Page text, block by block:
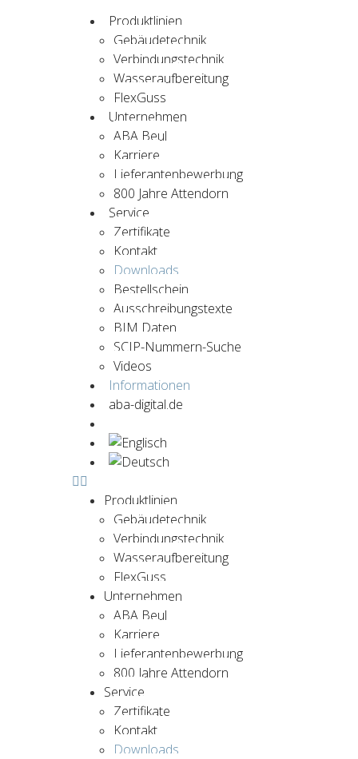
Produktlinien
Gebäudetechnik
Verbindungstechnik
Wasseraufbereitung
FlexGuss
Unternehmen
ABA Beul
Karriere
Lieferantenbewerbung
800 Jahre Attendorn
Service
Zertifikate
Kontakt
Downloads
Bestellschein
Ausschreibungstexte
BIM Daten
SCIP-Nummern-Suche
Videos
Informationen
aba-digital.de
Produktlinien
Gebäudetechnik
Verbindungstechnik
Wasseraufbereitung
FlexGuss
Unternehmen
ABA Beul
Karriere
Lieferantenbewerbung
800 Jahre Attendorn
Service
Zertifikate
Kontakt
Downloads